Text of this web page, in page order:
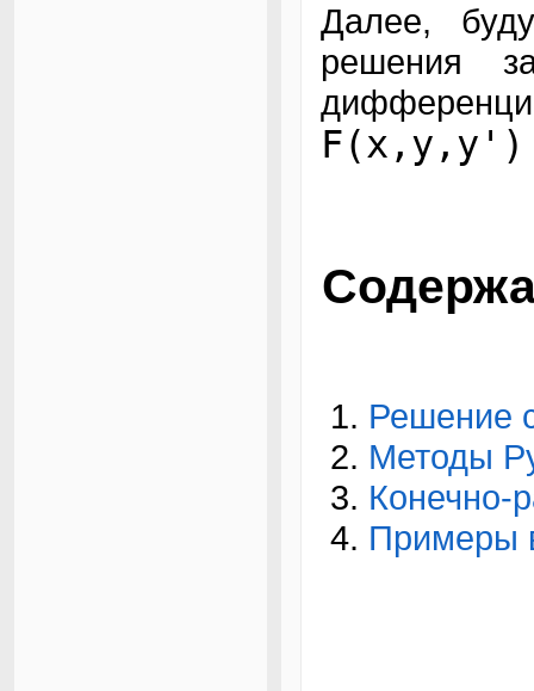
Далее,
решения
F(x,y,y')
Решение
Методы
Конечно-
Примеры